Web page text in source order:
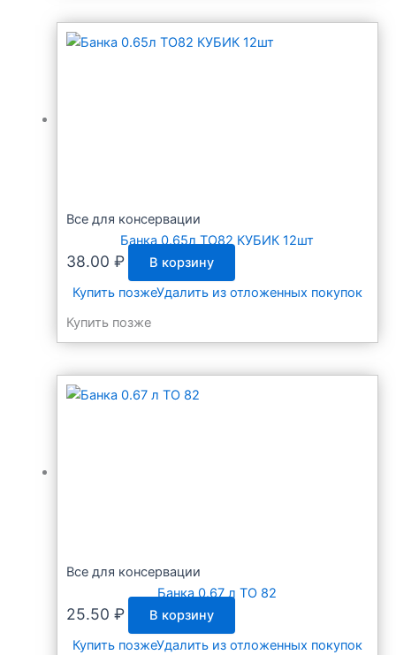
Все для консервации
Банка 0.65л ТО82 КУБИК 12шт
38.00 ₽
В корзину
Купить позжеУдалить из отложенных покупок
Купить позже
Все для консервации
Банка 0.67 л ТО 82
25.50 ₽
В корзину
Купить позжеУдалить из отложенных покупок